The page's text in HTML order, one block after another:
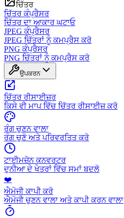
ਚਿੱਤਰ
ਚਿੱਤਰ ਕੰਪ੍ਰੈਸਰ
ਚਿੱਤਰ ਦਾ ਆਕਾਰ ਘਟਾਓ
JPEG ਕੰਪ੍ਰੈਸਰ
JPEG ਚਿੱਤਰਾਂ ਨੂੰ ਕਮਪ੍ਰੈਸ ਕਰੋ
PNG ਕੰਪ੍ਰੈਸਰ
PNG ਚਿੱਤਰਾਂ ਨੂੰ ਕਮਪ੍ਰੈਸ ਕਰੋ
ਉਪਕਰਨ
ਚਿੱਤਰ ਰੀਸਾਈਜ਼ਰ
ਕਿਸੇ ਵੀ ਮਾਪ ਵਿੱਚ ਚਿੱਤਰ ਰੀਸਾਈਜ਼ ਕਰੋ
ਰੰਗ ਚੁਣਨ ਵਾਲਾ
ਰੰਗ ਚੁਣੋ ਅਤੇ ਪਰਿਵਰਤਿਤ ਕਰੋ
ਟਾਈਮਜ਼ੋਨ ਕਨਵਰਟਰ
ਦੁਨੀਆ ਦੇ ਖੇਤਰਾਂ ਵਿੱਚ ਸਮਾਂ ਬਦਲੋ
❤️
ਐਮੋਜੀ ਕਾਪੀ ਕਰੋ
ਐਮੋਜੀ ਚੁਣਨ ਵਾਲਾ ਅਤੇ ਕਾਪੀ ਕਰਨ ਵਾਲਾ